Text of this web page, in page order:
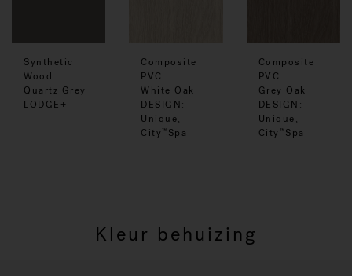
Synthetic
Wood
Quartz Grey
LODGE+
Composite
PVC
White Oak
DESIGN:
Unique,
City ™ Spa
Composite
PVC
Grey Oak
DESIGN:
Unique,
City ™Spa
Kleur behuizing